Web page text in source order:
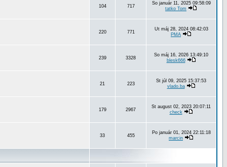
104 717
So január 11, 2025 09:58:09
tatko Tom
220 771
Ut máj 28, 2024 08:42:03
PMA
239 3328
So máj 16, 2026 13:49:10
blesk666
21 223
St júl 09, 2025 15:37:53
vlado.ba
179 2967
St august 02, 2023 20:07:11
check
33 455
Po január 01, 2024 22:11:18
marcin